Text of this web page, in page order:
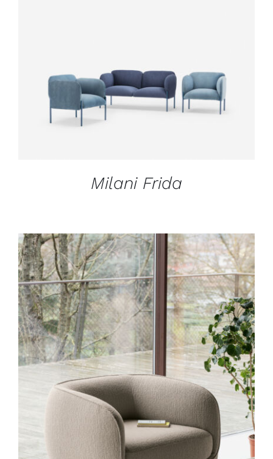
DÉTAILS
Milani Frida
DÉTAILS